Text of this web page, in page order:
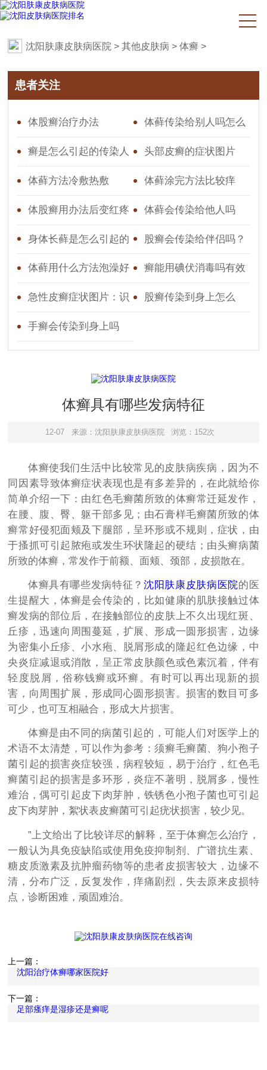
沈阳肤康皮肤病医院 >其他皮肤病 >体癣 >
患者关注
体股癣治疗办法 体藓传染给别人吗怎么
治疗
癣是怎么引起的传染人
吗
头部皮癣的症状图片
体藓方法冷敷热敷 体藓涂完方法比较痒
体股癣用办法后变红疼
怎么回事
体藓会传染给他人吗
身体长藓是怎么引起的
原因
股癣会传染给伴侣吗？
详解预防与应对措施
体藓用什么方法泡澡好 癣能用碘伏消毒吗有效
果吗
急性皮癣症状图片：识
别红斑、鳞屑与瘙痒的典
型表现
股癣传染到身上怎么
手癣会传染到身上吗
体癣具有哪些发病特征
12-07 来源：沈阳肤康皮肤病医院 浏览：152次
体癣使我们生活中比较常见的皮肤病疾病，因为不
同因素导致体癣症状表现也是有多差异的，在此就给你
简单介绍一下：由红色毛癣菌所致的体癣常迁延发作，
在腰、腹、臀、躯干部多见；由石膏样毛癣菌所致的体
癣常好侵犯面颊及下腿部，呈环形或不规则，症状，由
于搔抓可引起脓疱或发生环状隆起的硬结；由头癣病菌
所致的体癣，常发作于前额、面颊、颈部，皮损散在。
体癣具有哪些发病特征？沈阳肤康皮肤病医院的医
生提醒大，体癣是会传染的，比如健康的肌肤接触过体
癣发病的部位后，在接触部位的皮肤上不久出现红斑、
丘疹，迅速向周围蔓延，扩展、形成一圆形损害，边缘
为密集小丘疹、小水疱、脱屑形成的隆起红色边缘，中
央炎症减退或消散，呈正常皮肤颜色或色素沉着，伴有
轻度脱屑，俗称钱癣或环癣。有时可以再出现新的损
害，向周围扩展，形成同心圆形损害。损害的数目可多
可少，也可互相融合，形成大片损害。
体癣是由不同的病菌引起的，可能人们对医学上的
术语不太清楚，可以作为参考：须癣毛癣菌、狗小孢子
菌引起的损害炎症较强，病程较短，易于治疗，红色毛
癣菌引起的损害是多环形，炎症不著明，脱屑多，慢性
难治，偶可引起皮下肉芽肿，铁锈色小孢子菌也可引起
皮下肉芽肿，絮状表皮癣菌可引起疣状损害，较少见。
”上文给出了比较详尽的解释，至于体癣怎么治疗，
一般认为具免疫缺陷或使用免疫抑制剂、广谱抗生素、
糖皮质激素及抗肿瘤药物等的患者皮损害较大，边缘不
清，分布广泛，反复发作，痒痛剧烈，失去原来皮损特
点，诊断困难，顽固难治。
上一篇：
沈阳治疗体癣哪家医院好
下一篇：
足部瘙痒是湿疹还是癣呢